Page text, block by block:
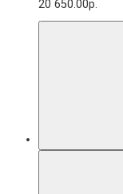
20 650.00р.